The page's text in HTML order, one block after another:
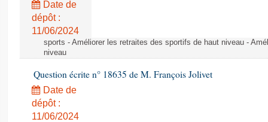
Date de
dépôt :
11/06/2024
sports - Améliorer les retraites des sportifs de haut niveau -
niveau
Question écrite n° 18635 de M. François Jolivet
Date de
dépôt :
11/06/2024